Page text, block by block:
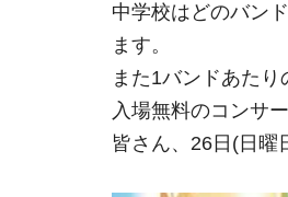
中学校はどのバン
ます。
また1バンドあた
入場無料のコンサ
皆さん、26日(日曜